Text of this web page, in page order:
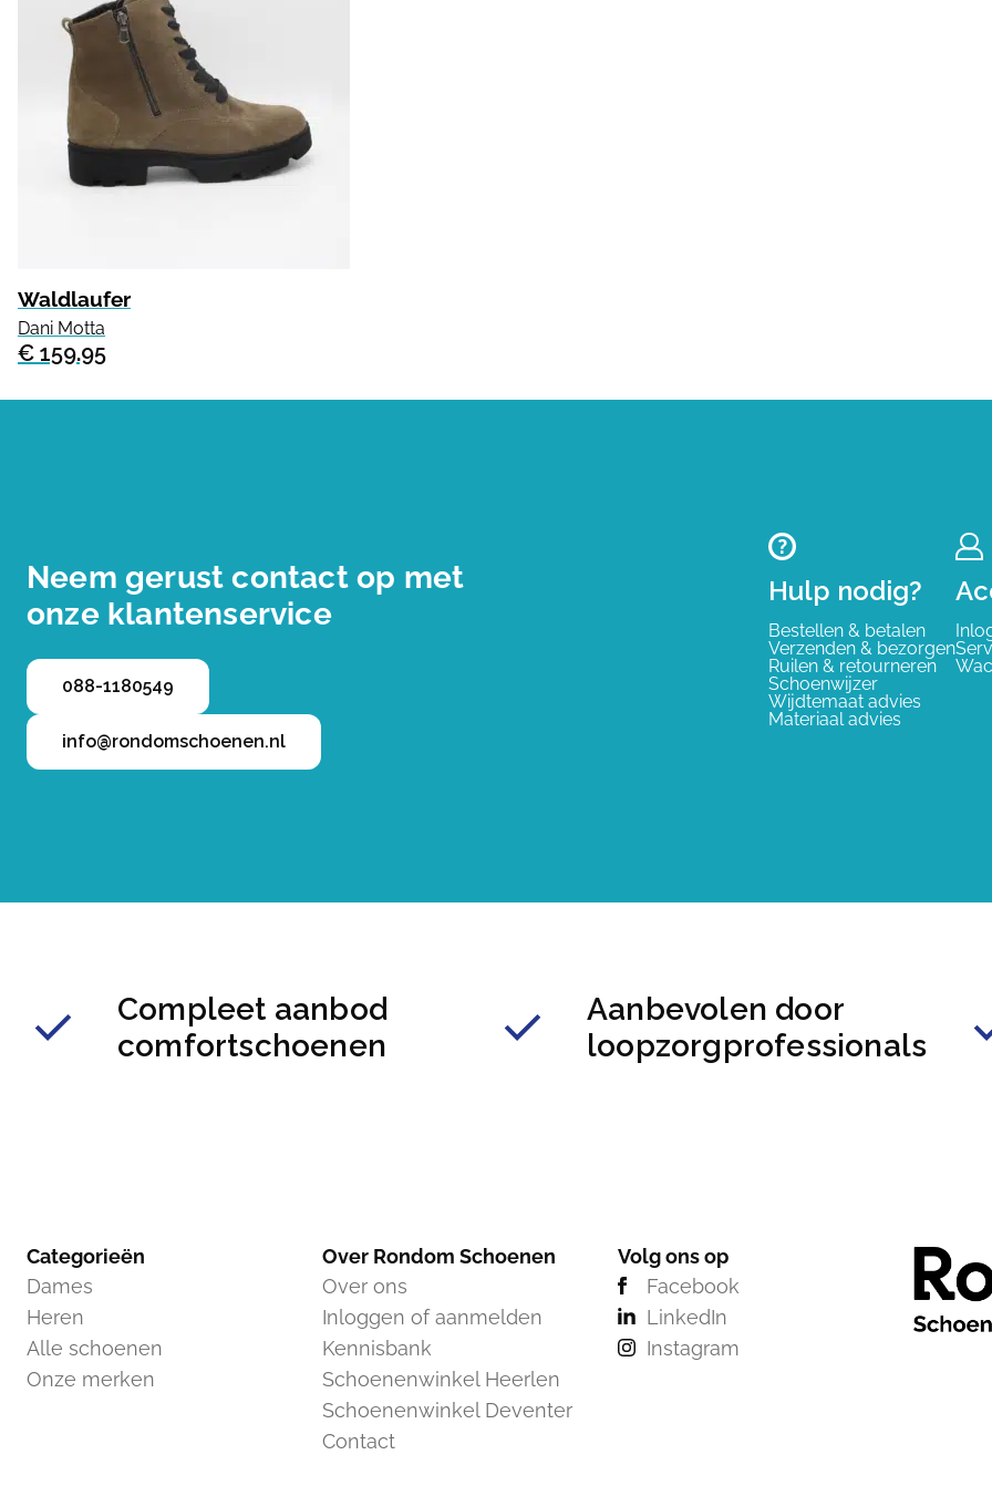
Waldlaufer
Dani Motta
€ 159.95
Neem gerust contact op met
onze klantenservice
088-1180549
info@rondomschoenen.nl
Hulp nodig?
Bestellen & betalen
Verzenden & bezorgen
Ruilen & retourneren
Schoenwijzer
Wijdtemaat advies
Materiaal advies
Compleet aanbod
comfortschoenen
Aanbevolen door
loopzorgprofessionals
Categorieën
Dames
Heren
Alle schoenen
Onze merken
Over Rondom Schoenen
Over ons
Inloggen of aanmelden
Kennisbank
Schoenenwinkel Heerlen
Schoenenwinkel Deventer
Contact
Volg ons op
Facebook
LinkedIn
Instagram